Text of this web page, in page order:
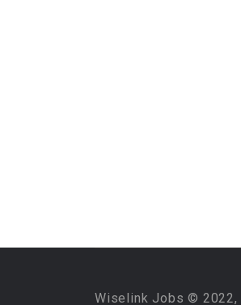
Wiselink Jobs © 2022,